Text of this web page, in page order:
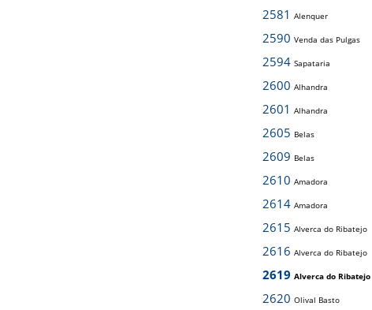
2581 Alenquer
2590 Venda das Pulgas
2594 Sapataria
2600 Alhandra
2601 Alhandra
2605 Belas
2609 Belas
2610 Amadora
2614 Amadora
2615 Alverca do Ribatejo
2616 Alverca do Ribatejo
2619 Alverca do Ribatejo
2620 Olival Basto